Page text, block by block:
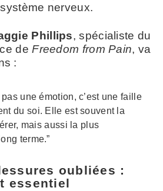
nerveux.
Phillips, spécialiste du
deFreedom from Pain, va
:
pas une émotion, c’est une faille
du soi. Elle est souvent la
mais aussi la plus
terme.”
oubliées :
essentiel